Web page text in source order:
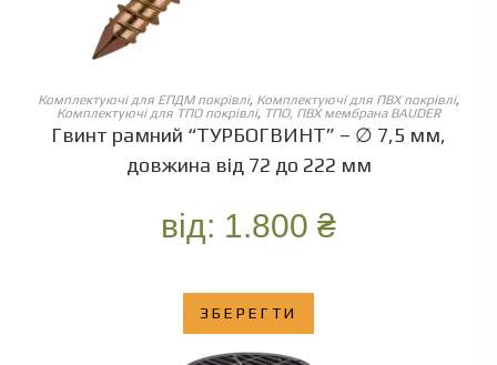
ОБЕРІТЬ ОПЦІЇ
Комплектуючі для ЕПДМ покрівлі, Комплектуючі для ПВХ покрівлі,
Комплектуючі для ТПО покрівлі, ТПО, ПВХ мембрана BAUDER
Гвинт рамний “ТУРБОГВИНТ” – ∅ 7,5 мм,
довжина від 72 до 222 мм
від: 1.800 ₴
ЗБЕРЕГТИ